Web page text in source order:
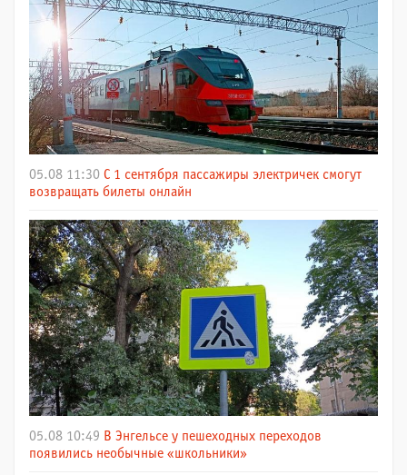
05.08 11:30 С 1 сентября пассажиры электричек смогут
возвращать билеты онлайн
05.08 10:49 В Энгельсе у пешеходных переходов
появились необычные «школьники»